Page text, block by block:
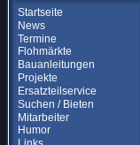
Startseite
News
Termine
Flohmärkte
Bauanleitungen
Projekte
Ersatzteilservice
Suchen / Bieten
Mitarbeiter
Humor